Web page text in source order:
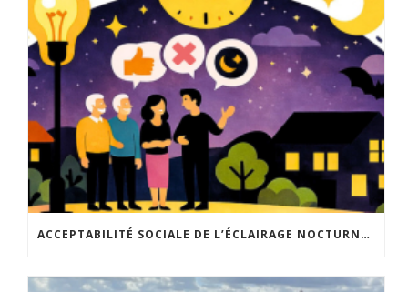
ACCEPTABILITÉ SOCIALE DE L’ÉCLAIRAGE NOCTURNE : LE REPLAY EST DISPONIBLE